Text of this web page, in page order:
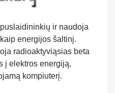
ir naudoja
energijos šaltinį.
radioaktyviąsias beta
į elektros energiją,
kompiuterį.